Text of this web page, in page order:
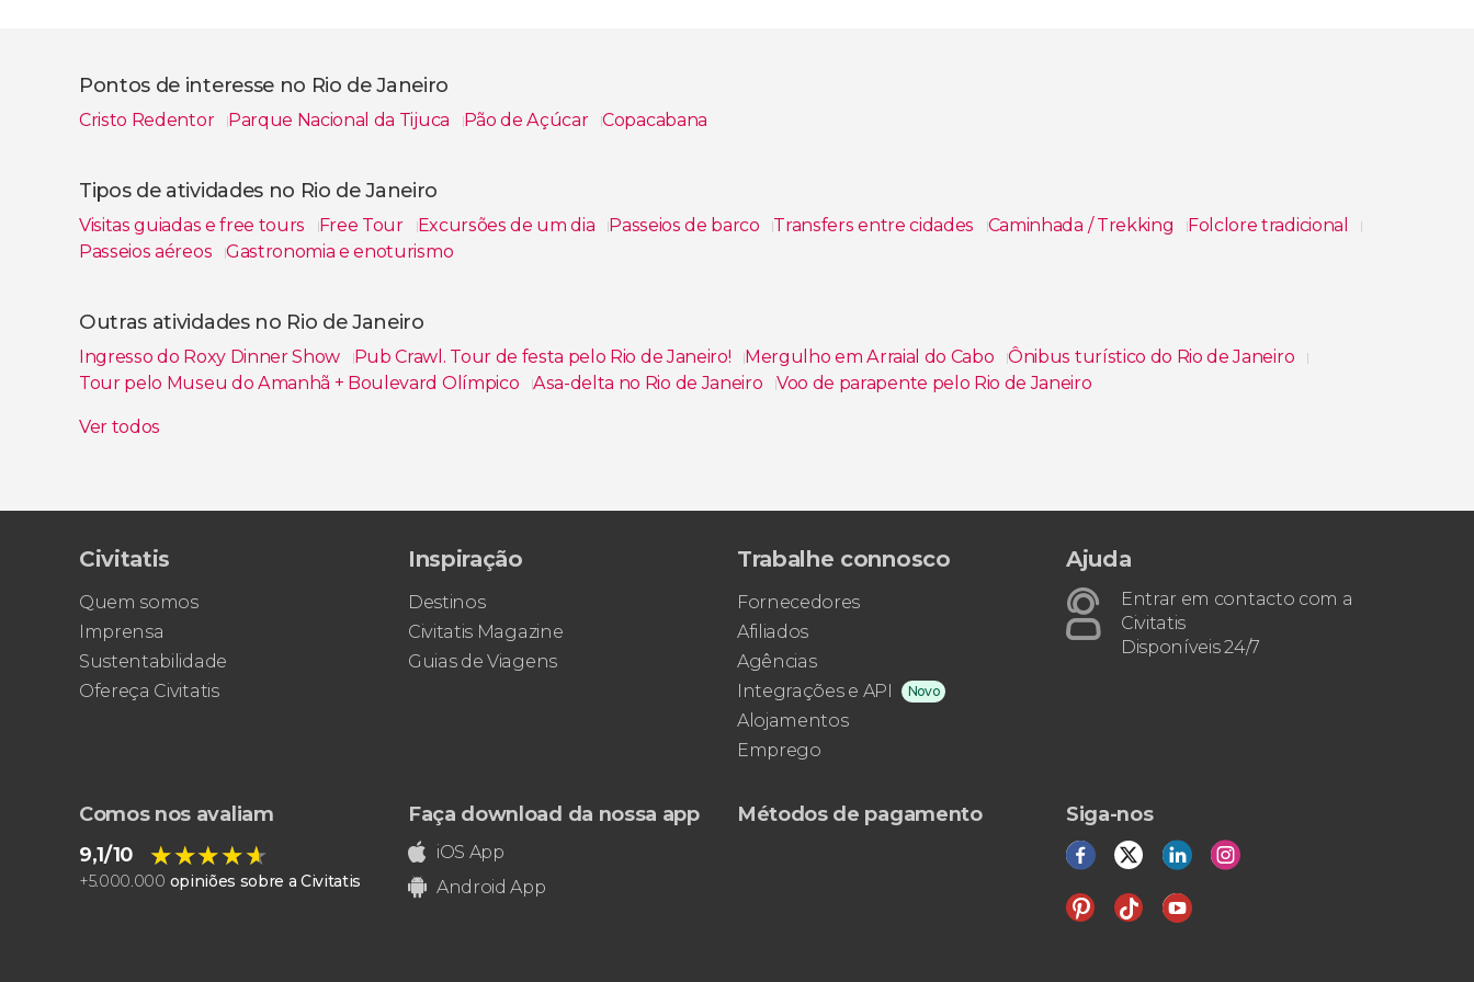
Pontos de interesse no Rio de Janeiro
Cristo Redentor Parque Nacional da Tijuca Pão de Açúcar Copacabana
Tipos de atividades no Rio de Janeiro
Visitas guiadas e free tours Free Tour Excursões de um dia Passeios de barco Transfers entre cidades Caminhada / Trekking
Folclore tradicional
Passeios aéreos
Gastronomia e enoturismo
Outras atividades no Rio de Janeiro
Ingresso do Roxy Dinner Show Pub Crawl. Tour de festa pelo Rio de Janeiro! Mergulho em Arraial do Cabo
Ônibus turístico do Rio de Janeiro
Tour pelo Museu do Amanhã + Boulevard Olímpico
Asa-delta no Rio de Janeiro
Voo de parapente pelo Rio de Janeiro
Stand up paddle no Rio de Janeiro ao amanhecer
Ver todos
Civitatis
Quem somos
Imprensa
Sustentabilidade
Ofereça Civitatis
Inspiração
Destinos
Civitatis Magazine
Guias de Viagens
Trabalhe connosco
Fornecedores
Afiliados
Agências
Integrações e API
Novo
Alojamentos
Emprego
Ajuda
Entrar em contacto com a
Civitatis
Disponíveis 24/7
Comos nos avaliam
9,1/10
★★★★★
★★★★★
+5.000.000 opiniões sobre a Civitatis
Faça download da nossa app
iOS App
Android App
Métodos de pagamento Siga-nos